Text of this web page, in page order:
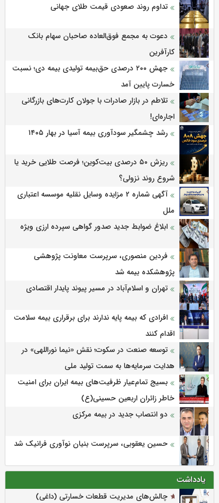
تداوم روند صعودی قیمت طلای جهانی
دعوت به مجمع فوق‌العاده صاحبان سهام بانک
کارآفرین
جهش ۲۰۰ درصدی حق‌بیمه تولیدی بیمه دی؛ نسبت
خسارت پایین آمد
تلاطم در بازار صادرات با جولان کارت‌های بازرگانی
اجاره‌ای!
رشد چشمگیر سودآوری بیمه آسیا در بهار ۱۴۰۵
ریزش ۵۰ درصدی بیت‌کوین؛ فرصت طلایی خرید یا
شروع روند نزولی؟
آگهی شماره 2 مزایده وسایل نقلیه موسسه اعتباری
ملل
ابلاغ ضوابط جدید صدور گواهی سپرده ارزی ویژه
فردین منصوری، سرپرست معاونت پژوهشی
پژوهشكده بیمه شد
تهران و اسلام‌آباد در مسیر پیوند پایدار اقتصادی
افرادی که بیمه پایه ندارند برای برقراری بیمه سلامت
اقدام کنند
توسعه صنعت در سکوت؛ نقش «نیما نوراللهی» در
هدایت سرمایه‌ها به سمت تولید ملی
بسیج تمام‌عیار ظرفیت‌های بیمه ایران برای امنیت
خاطر زائران اربعین حسینی(ع)
دو انتصاب جدید در بیمه مرکزی
حسین یعقوبی، سرپرست بنیان نوآوری فرانیک شد
یادداشت
چالش‌های مدیریت قطعات خسارتی (داغی)